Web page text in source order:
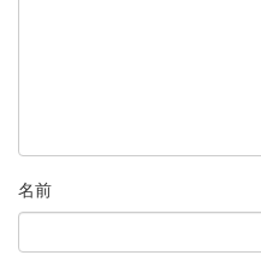
名前